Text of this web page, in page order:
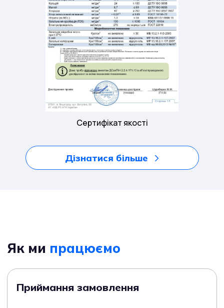
Сертифікат якості
Дізнатися більше
Як ми працюємо
Приймання замовлення